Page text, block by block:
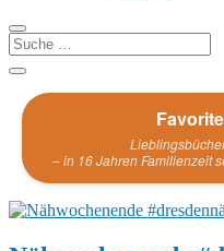
– in 16 Jahren Familienzeit